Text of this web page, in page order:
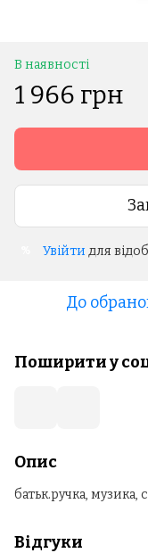
В наявності
1 966 грн
Увійти для
До
Поширити у
Опис
батьк.ручка, музика,
Відгуки